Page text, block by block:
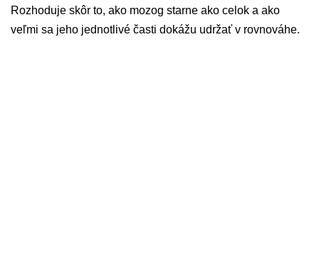
Rozhoduje skôr to, ako mozog starne ako celok a ako
veľmi sa jeho jednotlivé časti dokážu udržať v rovnováhe.